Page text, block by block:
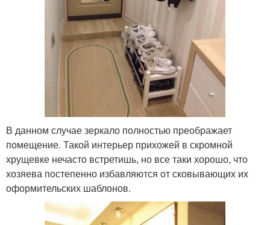
В данном случае зеркало полностью преображает
помещение. Такой интерьер прихожей в скромной
хрущевке нечасто встретишь, но все таки хорошо, что
хозяева постепенно избавляются от сковывающих их
оформительских шаблонов.